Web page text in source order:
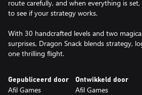
route carefully, and when everything is
to see if your strategy works.
With 30 handcrafted levels and two
surprises, Dragon Snack blends strategy,
one thrilling flight.
Gepubliceerd door
Afil Games
Ontwikkeld door
Afil Games